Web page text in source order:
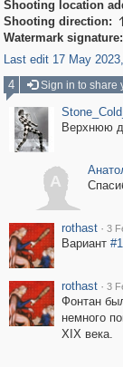
Shooting location
Shooting direction:
Watermark signature:
Last edit 17 May
4
Sign in to share
Верхнюю
А
rothast · 3
Вариант
rothast · 3
Фонтан
немного
XIX века.